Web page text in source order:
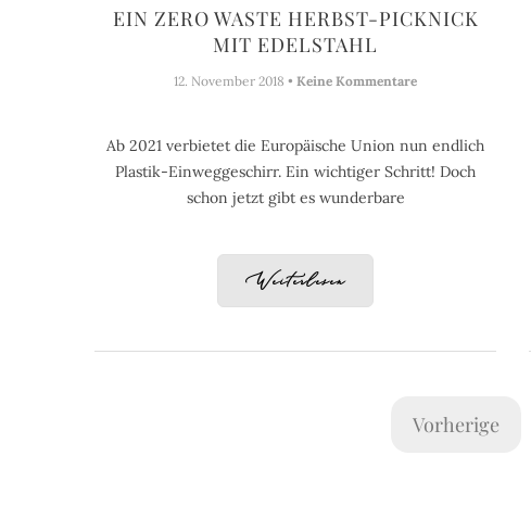
EIN ZERO WASTE HERBST-PICKNICK
MIT EDELSTAHL
12. November 2018 • Keine Kommentare
Ab 2021 verbietet die Europäische Union nun endlich
Plastik-Einweggeschirr. Ein wichtiger Schritt! Doch
schon jetzt gibt es wunderbare
Weiterlesen
Vorherige